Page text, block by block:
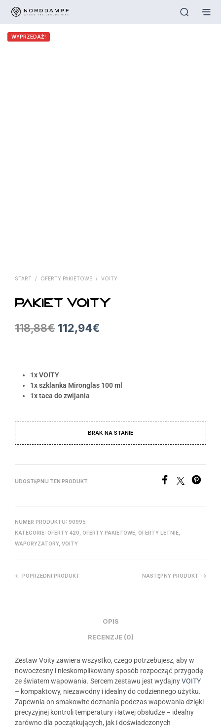
WYPRZEDAŻ!
START / OFERTY PAKIETOWE / VOITY
Pakiet Voity
118,88€ 112,94€
1x VOITY
1x szklanka Mironglas 100 ml
1x taca do zwijania
BRAK NA STANIE
UDOSTĘPNIJ TEN PRODUKT
NUMER PRODUKTU: 90995
KATEGORIE: OFERTY 420 OFERTY PAKIETOWE OFERTY LETNIE
WAPORYZATORY, VOITY
POPRZEDNI PRODUKT NASTĘPNY PRODUKT
OPIS
RECENZJE (0)
Zestaw Voity zawiera wszystko, czego potrzebujesz, aby w
nowoczesny i nieskomplikowany sposób rozpocząć przygodę
ze światem wapowania. Sercem zestawu jest wydajnyVOITY
– kompaktowy, niezawodny i idealny do codziennego użytku.
Zapewnia on smakowite doznania podczas wapowania dzięki
precyzyjnej kontroli temperatury i łatwej obsłudze – idealny
zarówno dla początkujących, jak i doświadczonych